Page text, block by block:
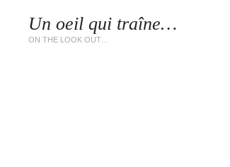
Un oeil qui traîne…
ON THE LOOK OUT…